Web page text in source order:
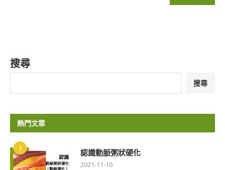
搜尋
搜尋
熱門文章
1 認識動脈粥狀硬化
2021-11-10